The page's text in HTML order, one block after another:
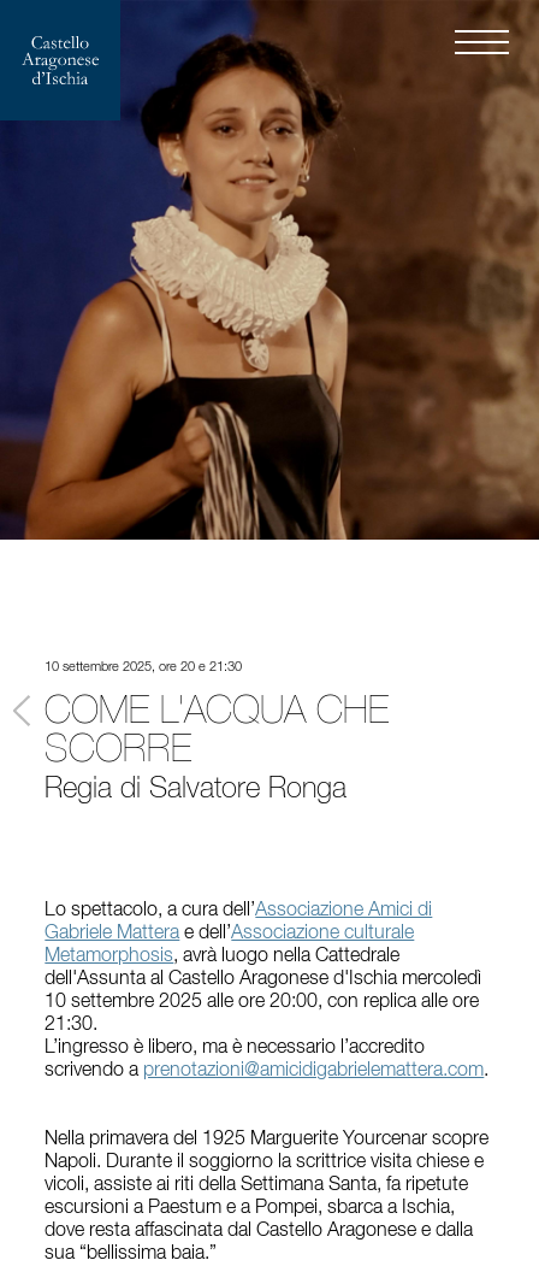
10 settembre 2025, ore 20 e 21:30
COME L'ACQUA CHE
SCORRE
Regia di Salvatore Ronga
Lo spettacolo, a cura dell’Associazione Amici di
Gabriele Matterae dell’Associazione culturale
Metamorphosis, avrà luogo nella Cattedrale
dell'Assunta al Castello Aragonese d'Ischiamercoledì
10 settembre 2025 alle ore 20:00, con replica alle ore
21:30.
L’ingresso è libero, ma è necessario l’accredito
scrivendo a prenotazioni@amicidigabrielemattera.com.
Nella primavera del 1925 Marguerite Yourcenar scopre
Napoli. Durante il soggiorno la scrittrice visita chiese e
vicoli, assiste ai riti della Settimana Santa, fa ripetute
escursioni a Paestum e a Pompei, sbarca a Ischia,
dove resta affascinata dal Castello Aragonese e dalla
sua “bellissima baia.”